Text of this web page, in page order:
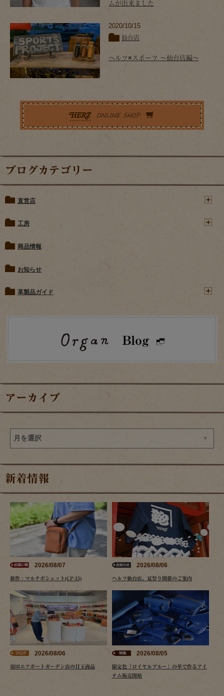
ムが出来ました
2020/10/15
仙台店
ヘルツ×スポーツ ～仙台店編～
ブログカテゴリー
直営店
工房
商品情報
お知らせ
革製品ガイド
アーカイブ
新着情報
2026/08/07
新作：マルチポシェット(CP-15)
2026/08/06
ヘルツ仙台店、夏祭り開催のご案内
2026/08/06
羽田エアポートガーデン店の目玉商品
2026/08/05
限定色「ロイヤルブルー」の革で作るアイ
テム販売開始